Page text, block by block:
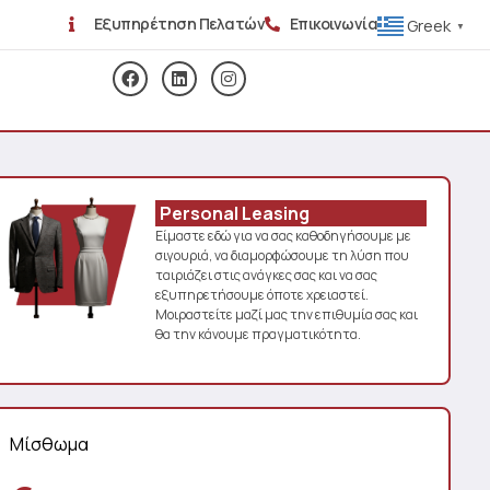
Εξυπηρέτηση Πελατών Επικοινωνία Greek ▼
Personal Leasing
Είμαστε εδώ για να σας καθοδηγήσουμε με
σιγουριά, να διαμορφώσουμε τη λύση που
ταιριάζει στις ανάγκες σας και να σας
εξυπηρετήσουμε όποτε χρειαστεί.
Μοιραστείτε μαζί μας την επιθυμία σας και
θα την κάνουμε πραγματικότητα.
Μίσθωμα